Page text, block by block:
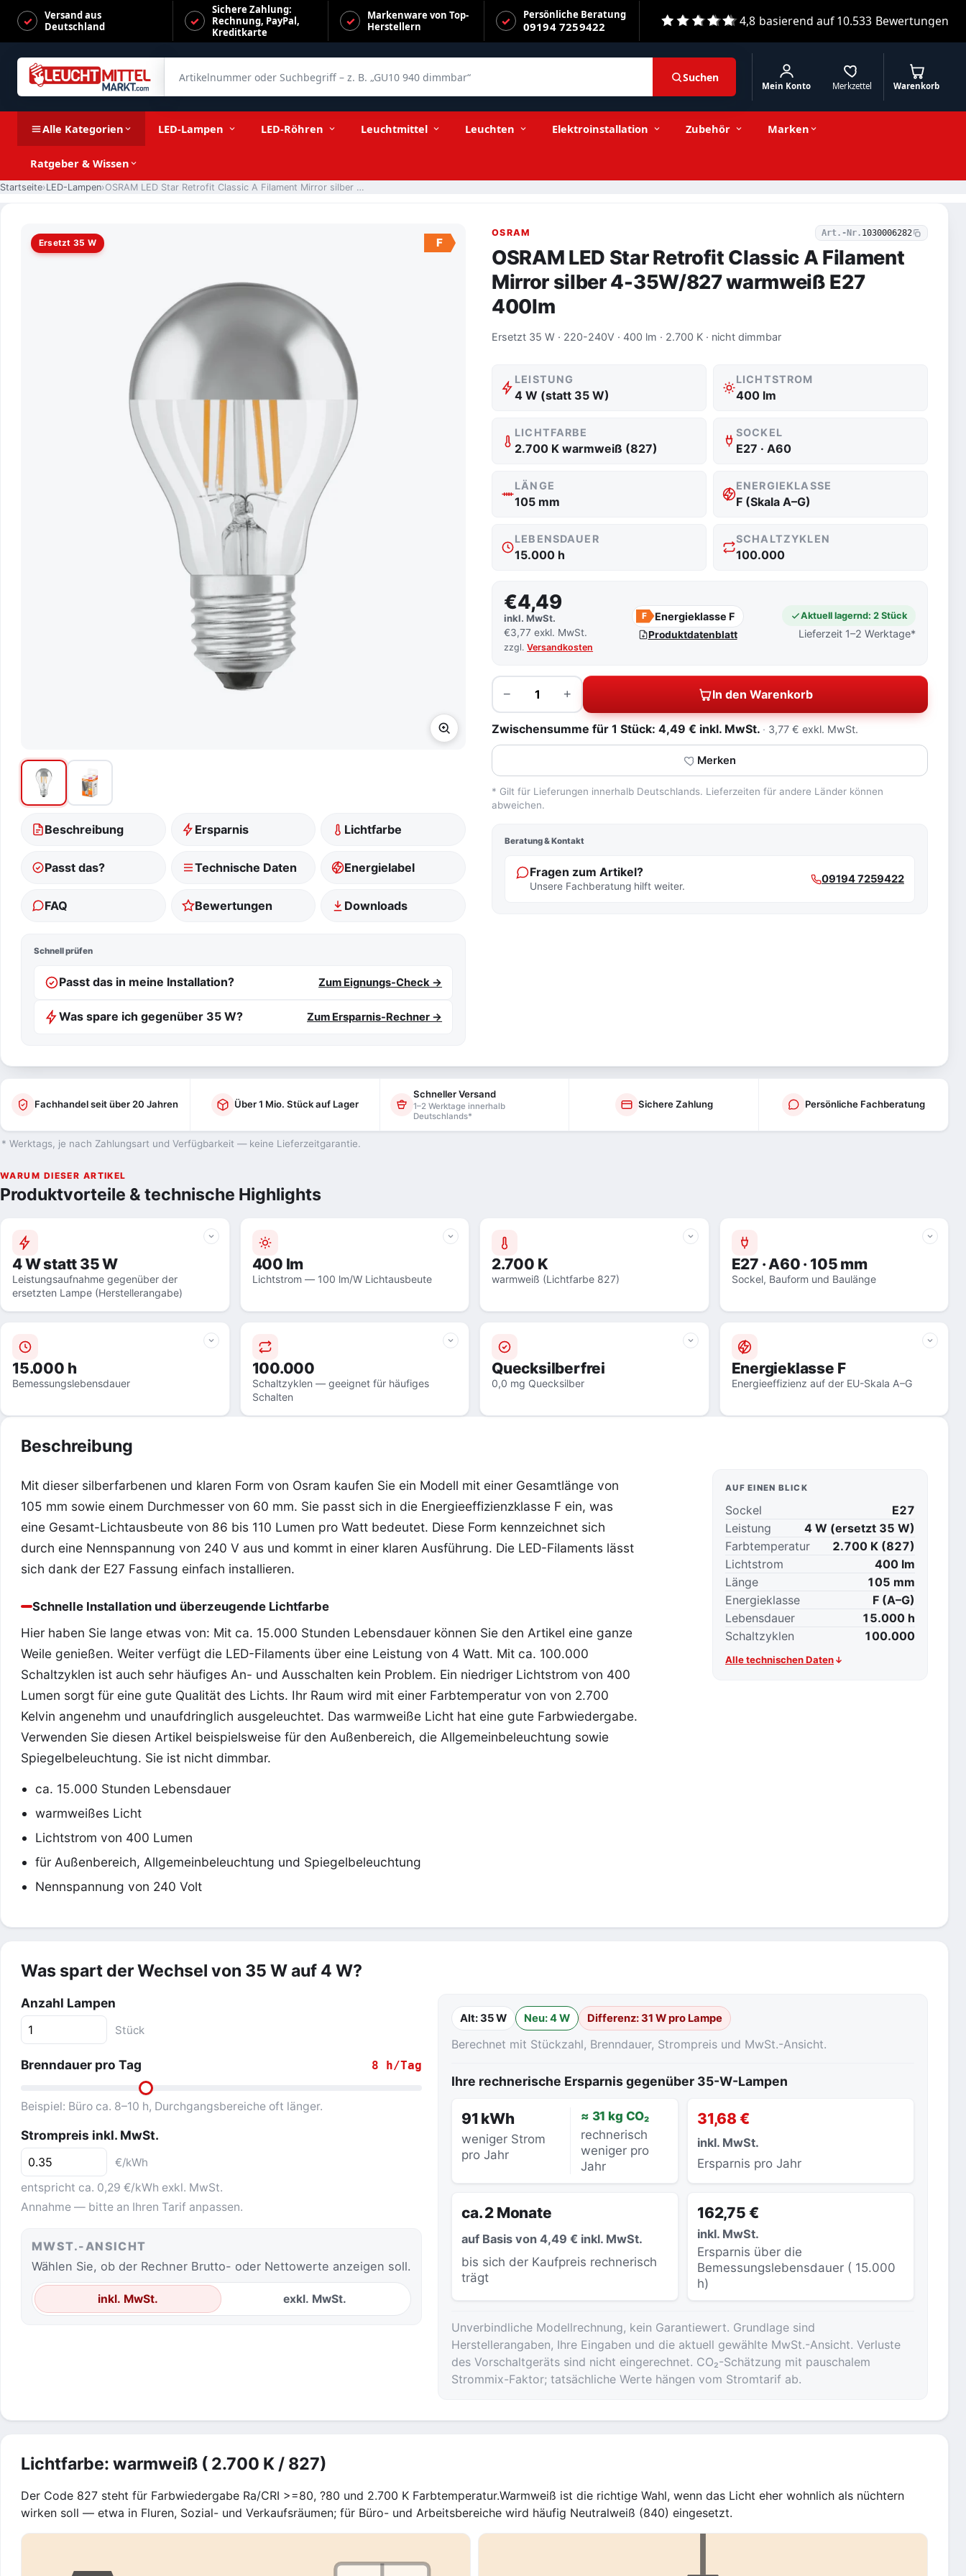
Versand aus
Deutschland
Sichere Zahlung:
Rechnung, PayPal,
Kreditkarte
Markenware von Top-
Herstellern
Persönliche Beratung
09194 7259422 4,8 basierend auf10.533 Bewertungen
Suchen
Merkzettel
Mein Konto Warenkorb
Alle Kategorien LED-Lampen LED-Röhren Leuchtmittel Leuchten Elektroinstallation Zubehör Marken
Ratgeber & Wissen
Startseite LED-Lampen OSRAM LED Star Retrofit Classic A Filament Mirror silber 4-35W/827 warmweiß E27 400lm
OSRAM Art.-Nr. 1030006282
OSRAM LED Star Retrofit Classic A Filament
Mirror silber 4-35W/827 warmweiß E27
400lm
Ersetzt 35 W · 220-240V · 400 lm · 2.700 K · nicht dimmbar
Ersetzt 35 W F
Beschreibung Ersparnis Lichtfarbe
Passt das? Technische Daten Energielabel
FAQ Bewertungen Downloads
Schnell prüfen
Passt das in meine Installation? Zum Eignungs-Check →
Was spare ich gegenüber 35 W? Zum Ersparnis-Rechner →
LEISTUNG
4 W (statt 35 W)
LICHTSTROM
400 lm
LICHTFARBE
2.700 K warmweiß (827)
SOCKEL
E27 · A60
LÄNGE
105 mm
ENERGIEKLASSE
F (Skala A–G)
LEBENSDAUER
15.000 h
SCHALTZYKLEN
100.000
€4,49
inkl. MwSt.
€3,77 exkl. MwSt.
zzgl.Versandkosten
F Energieklasse F
Produktdatenblatt
Aktuell lagernd: 2 Stück
Lieferzeit 1–2 Werktage*
−
Menge
+ In den Warenkorb
Zwischensumme für 1 Stück: 4,49 € inkl. MwSt. 3,77 € exkl. MwSt.
Merken
* Gilt für Lieferungen innerhalb Deutschlands. Lieferzeiten für andere Länder können
abweichen.
Beratung & Kontakt
Fragen zum Artikel?
Unsere Fachberatung hilft weiter.
09194 7259422
Fachhandel seit über 20 Jahren Über 1 Mio. Stück auf Lager
Schneller Versand
1–2 Werktage innerhalb
Deutschlands*
Sichere Zahlung Persönliche Fachberatung
* Werktags, je nach Zahlungsart und Verfügbarkeit — keine Lieferzeitgarantie.
OSRAM LED Star Retrofit Classic A Filament Mirror silber 4-35W/827 warmweiß E27 400lm −
Stückzahl + In den Warenkorb
WARUM DIESER ARTIKEL
Produktvorteile & technische Highlights
4 W statt 35 W
Leistungsaufnahme gegenüber der
ersetzten Lampe (Herstellerangabe)
400 lm
Lichtstrom — 100 lm/W Lichtausbeute
2.700 K
warmweiß (Lichtfarbe 827)
E27 · A60 · 105 mm
Sockel, Bauform und Baulänge
15.000 h
Bemessungslebensdauer
100.000
Schaltzyklen — geeignet für häufiges
Schalten
Quecksilberfrei
0,0 mg Quecksilber
Energieklasse F
Energieeffizienz auf der EU-Skala A–G
Beschreibung
Mit dieser silberfarbenen und klaren Form von Osram kaufen Sie ein Modell mit einer Gesamtlänge von
105 mm sowie einem Durchmesser von 60 mm. Sie passt sich in die Energieeffizienzklasse F ein, was
eine Gesamt-Lichtausbeute von 86 bis 110 Lumen pro Watt bedeutet. Diese Form kennzeichnet sich
durch eine Nennspannung von 240 V aus und kommt in einer klaren Ausführung. Die LED-Filaments lässt
sich dank der E27 Fassung einfach installieren.
Schnelle Installation und überzeugende Lichtfarbe
Hier haben Sie lange etwas von: Mit ca. 15.000 Stunden Lebensdauer können Sie den Artikel eine ganze
Weile genießen. Weiter verfügt die LED-Filaments über eine Leistung von 4 Watt. Mit ca. 100.000
Schaltzyklen ist auch sehr häufiges An- und Ausschalten kein Problem. Ein niedriger Lichtstrom von 400
Lumen sorgt für eine gute Qualität des Lichts. Ihr Raum wird mit einer Farbtemperatur von von 2.700
Kelvin angenehm und unaufdringlich ausgeleuchtet. Das warmweiße Licht hat eine gute Farbwiedergabe.
Verwenden Sie diesen Artikel beispielsweise für den Außenbereich, die Allgemeinbeleuchtung sowie
Spiegelbeleuchtung. Sie ist nicht dimmbar.
ca. 15.000 Stunden Lebensdauer
warmweißes Licht
Lichtstrom von 400 Lumen
für Außenbereich, Allgemeinbeleuchtung und Spiegelbeleuchtung
Nennspannung von 240 Volt
AUF EINEN BLICK
Sockel
E27
Leistung
4 W (ersetzt 35 W)
Farbtemperatur
2.700 K (827)
Lichtstrom
400 lm
Länge
105 mm
Energieklasse
F (A–G)
Lebensdauer
15.000 h
Schaltzyklen
100.000
Alle technischen Daten
Was spart der Wechsel von 35 W auf 4 W?
Anzahl Lampen
Stück
Brenndauer pro Tag 8 h/Tag
Beispiel: Büro ca. 8–10 h, Durchgangsbereiche oft länger.
Strompreis inkl. MwSt.
€/kWh
entspricht ca. 0,29 €/kWh exkl. MwSt.
Annahme — bitte an Ihren Tarif anpassen.
MWST.-ANSICHT
Wählen Sie, ob der Rechner Brutto- oder Nettowerte anzeigen soll.
inkl. MwSt. exkl. MwSt.
Alt: 35 W Neu: 4 W Differenz: 31 W pro Lampe
Berechnet mit Stückzahl, Brenndauer, Strompreis und MwSt.-Ansicht.
Ihre rechnerische Ersparnis gegenüber 35-W-Lampen
91 kWh
weniger Strom
pro Jahr
≈ 31 kg CO₂
rechnerisch
weniger pro
Jahr
31,68 €
inkl. MwSt.
Ersparnis pro Jahr
ca. 2 Monate
auf Basis von 4,49 € inkl. MwSt.
bis sich der Kaufpreis rechnerisch
trägt
162,75 €
inkl. MwSt.
Ersparnis über die
Bemessungslebensdauer ( 15.000
h)
Unverbindliche Modellrechnung, kein Garantiewert. Grundlage sind
Herstellerangaben, Ihre Eingaben und die aktuell gewählte MwSt.-Ansicht. Verluste
des Vorschaltgeräts sind nicht eingerechnet. CO₂-Schätzung mit pauschalem
Strommix-Faktor; tatsächliche Werte hängen vom Stromtarif ab.
Lichtfarbe: warmweiß ( 2.700 K / 827)
Der Code 827 steht für Farbwiedergabe Ra/CRI >=80, ?80 und 2.700 K Farbtemperatur.Warmweiß ist die richtige Wahl, wenn das Licht eher wohnlich als nüchtern
wirken soll — etwa in Fluren, Sozial- und Verkaufsräumen; für Büro- und Arbeitsbereiche wird häufig Neutralweiß (840) eingesetzt.